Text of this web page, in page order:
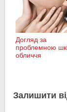
Догляд за
проблемною
обличчя
Залишити